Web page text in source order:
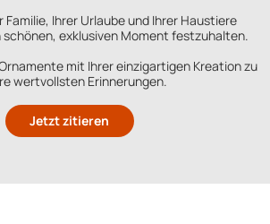
Familie, Ihrer Urlaube und Ihrer Haustiere
exklusiven Moment festzuhalten.
mit Ihrer einzigartigen Kreation zu
wertvollsten Erinnerungen.
Jetzt zitieren